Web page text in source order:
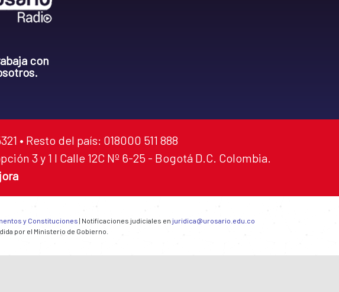
con
• Resto del país: 018000 511 888
3 y 1 I Calle 12C Nº 6-25 - Bogotá D.C. Colombia.
y Constituciones | Notificaciones judiciales en juridica@urosario.edu.co
por el Ministerio de Gobierno.